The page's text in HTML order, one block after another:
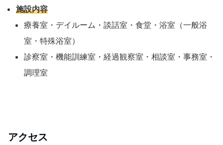
施設内容
療養室・デイルーム・談話室・食堂・浴室（一般浴
室・特殊浴室）
診察室・機能訓練室・経過観察室・相談室・事務室・
調理室
アクセス